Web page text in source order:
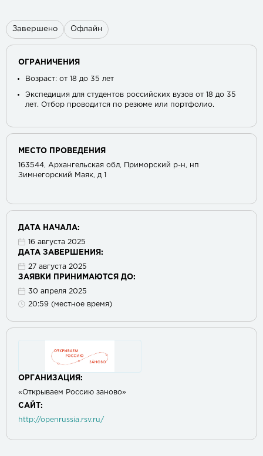
Завершено Офлайн
ОГРАНИЧЕНИЯ
Возраст: от 18 до 35 лет
Экспедиция для студентов российских вузов от 18 до 35
лет. Отбор проводится по резюме или портфолио.
МЕСТО ПРОВЕДЕНИЯ
163544, Архангельская обл, Приморский р-н, нп
Зимнегорский Маяк, д 1
ДАТА НАЧАЛА:
16 августа 2025
ДАТА ЗАВЕРШЕНИЯ:
27 августа 2025
ЗАЯВКИ ПРИНИМАЮТСЯ ДО:
30 апреля 2025
20:59 (местное время)
ОРГАНИЗАЦИЯ:
«Открываем Россию заново»
САЙТ:
http://openrussia.rsv.ru/